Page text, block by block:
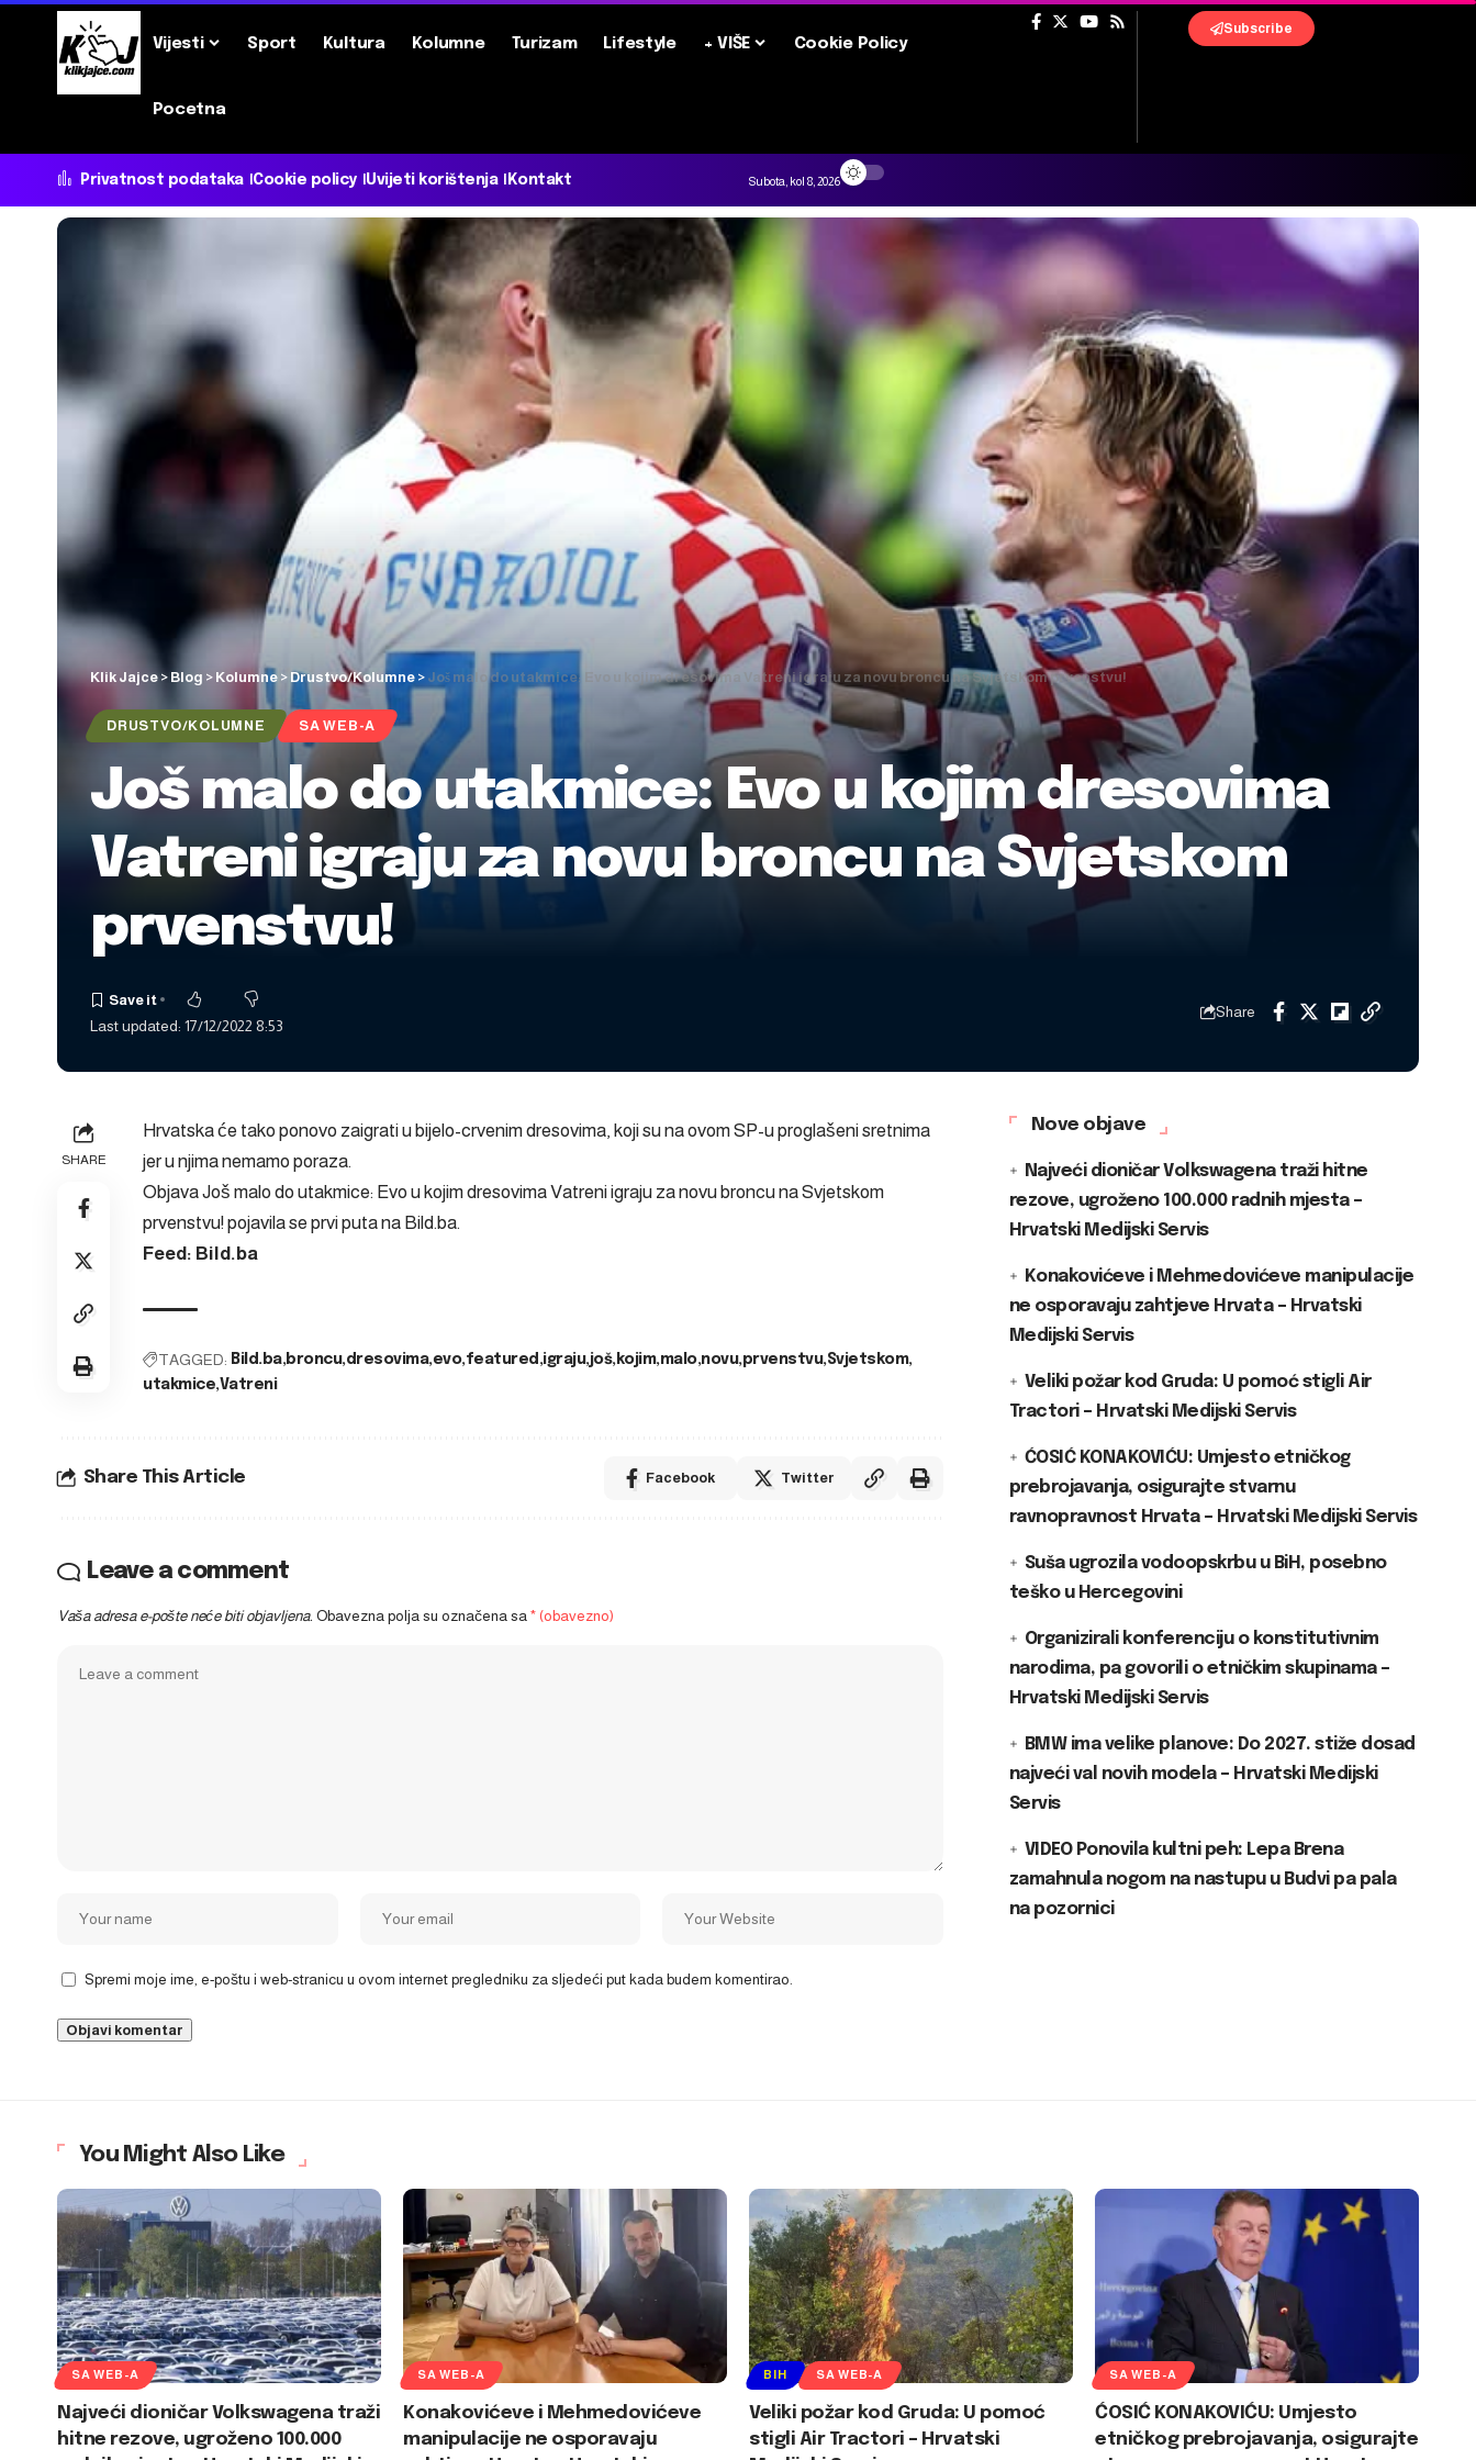
Vijesti Sport Kultura Kolumne Turizam Lifestyle + VIŠE Cookie Policy
Pocetna
Subscribe
Privatnost podataka Cookie policy Uvijeti korištenja Kontakt Subota, kol 8, 2026
Klik Jajce > Blog > Kolumne > Drustvo/Kolumne > Još malo do utakmice: Evo u kojim dresovima Vatreni igraju za novu broncu na Svjetskom prvenstvu!
DRUSTVO/KOLUMNE SA WEB-A
Još malo do utakmice: Evo u kojim dresovima
Vatreni igraju za novu broncu na Svjetskom
prvenstvu!
Last updated: 17/12/2022 8:53
Share
SHARE
Hrvatska će tako ponovo zaigrati u bijelo-crvenim dresovima, koji su na ovom SP-u proglašeni sretnima
jer u njima nemamo poraza.
ObjavaJoš malo do utakmice: Evo u kojim dresovima Vatreni igraju za novu broncu na Svjetskom
prvenstvu!pojavila se prvi puta na Bild.ba.
Feed: Bild.ba
TAGGED: Bild.ba broncu dresovima evo featured igraju još kojim malo novu prvenstvu Svjetskom
utakmice Vatreni
Share This Article Facebook Twitter
Leave a comment
Vaša adresa e-pošte neće biti objavljena. Obavezna polja su označena sa * (obavezno)
Spremi moje ime, e-poštu i web-stranicu u ovom internet pregledniku za sljedeći put kada budem komentirao.
Nove objave
Najveći dioničar Volkswagena traži hitne
rezove, ugroženo 100.000 radnih mjesta –
Hrvatski Medijski Servis
Konakovićeve i Mehmedovićeve manipulacije
ne osporavaju zahtjeve Hrvata – Hrvatski
Medijski Servis
Veliki požar kod Gruda: U pomoć stigli Air
Tractori – Hrvatski Medijski Servis
ĆOSIĆ KONAKOVIĆU: Umjesto etničkog
prebrojavanja, osigurajte stvarnu
ravnopravnost Hrvata – Hrvatski Medijski Servis
Suša ugrozila vodoopskrbu u BiH, posebno
teško u Hercegovini
Organizirali konferenciju o konstitutivnim
narodima, pa govorili o etničkim skupinama –
Hrvatski Medijski Servis
BMW ima velike planove: Do 2027. stiže dosad
najveći val novih modela – Hrvatski Medijski
Servis
VIDEO Ponovila kultni peh: Lepa Brena
zamahnula nogom na nastupu u Budvi pa pala
na pozornici
You Might Also Like
SA WEB-A
Najveći dioničar Volkswagena traži
hitne rezove, ugroženo 100.000
SA WEB-A
Konakovićeve i Mehmedovićeve
manipulacije ne osporavaju
BIH SA WEB-A
Veliki požar kod Gruda: U pomoć
stigli Air Tractori – Hrvatski
SA WEB-A
ĆOSIĆ KONAKOVIĆU: Umjesto
etničkog prebrojavanja, osigurajte